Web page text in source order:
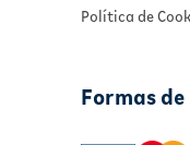
Política de
Formas